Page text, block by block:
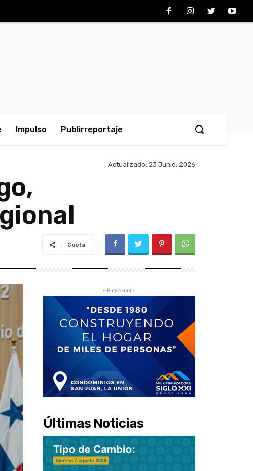
Impulso Publirreportaje
Actualizado: 23 Junio, 2026
Cuota
- Publicidad -
Últimas Noticias